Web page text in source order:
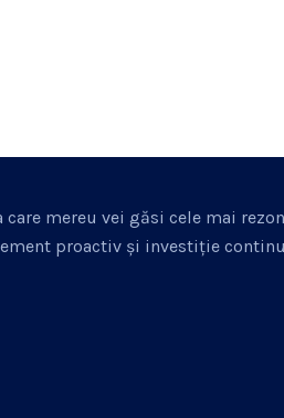
mereu vei găsi cele mai
proactiv și investiție